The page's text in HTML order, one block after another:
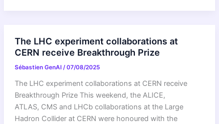
“Connect”
collaboration
and
launch
Connect
Argentina
residency
The LHC experiment collaborations at
CERN receive Breakthrough Prize
Sébastien GenAI /07/08/2025
The LHC experiment collaborations at CERN receive
Breakthrough Prize This weekend, the ALICE,
ATLAS, CMS and LHCb collaborations at the Large
Hadron Collider at CERN were honoured with the